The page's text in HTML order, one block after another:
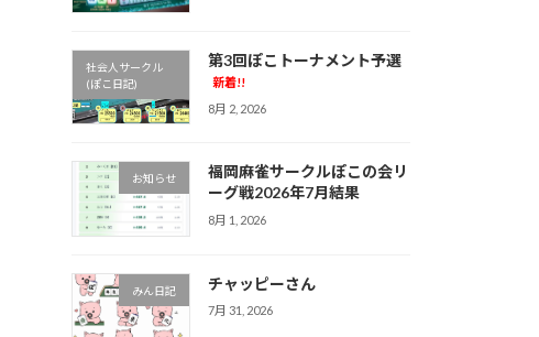
社会人サークル
(ぽこ日記)
第3回ぽこトーナメント予選
新着!!
8月 2, 2026
お知らせ
福岡麻雀サークルぽこの会リ
ーグ戦2026年7月結果
8月 1, 2026
みん日記 チャッピーさん
7月 31, 2026